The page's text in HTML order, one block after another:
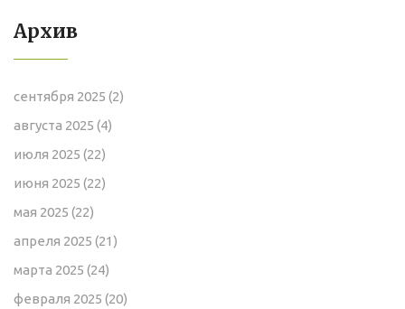
Архив
сентября 2025 (2)
августа 2025 (4)
июля 2025 (22)
июня 2025 (22)
мая 2025 (22)
апреля 2025 (21)
марта 2025 (24)
февраля 2025 (20)